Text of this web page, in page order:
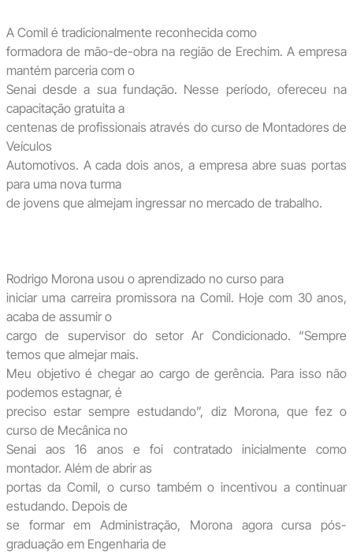
A Comil é tradicionalmente reconhecida como
formadora de mão-de-obra na região de Erechim. A empresa
mantém parceria com o
Senai desde a sua fundação. Nesse período, ofereceu na
capacitação gratuita a
centenas de profissionais através do curso de Montadores de
Veículos
Automotivos. A cada dois anos, a empresa abre suas portas
para uma nova turma
de jovens que almejam ingressar no mercado de trabalho.
Rodrigo Morona usou o aprendizado no curso para
iniciar uma carreira promissora na Comil. Hoje com 30 anos,
acaba de assumir o
cargo de supervisor do setor Ar Condicionado. “Sempre
temos que almejar mais.
Meu objetivo é chegar ao cargo de gerência. Para isso não
podemos estagnar, é
preciso estar sempre estudando”, diz Morona, que fez o
curso de Mecânica no
Senai aos 16 anos e foi contratado inicialmente como
montador. Além de abrir as
portas da Comil, o curso também o incentivou a continuar
estudando. Depois de
se formar em Administração, Morona agora cursa pós-
graduação em Engenharia de